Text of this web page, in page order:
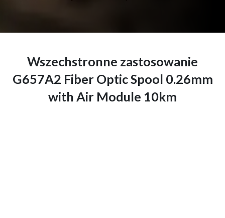
Wszechstronne zastosowanie
G657A2 Fiber Optic Spool 0.26mm
with Air Module 10km